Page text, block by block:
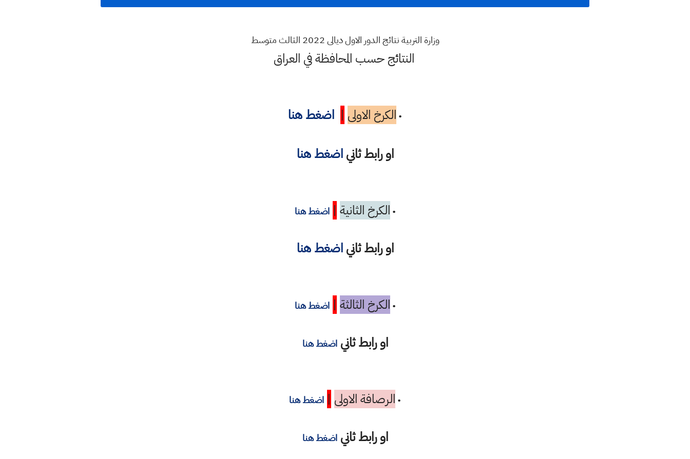
وزارة التربية نتائج الدور الاول ديالى 2022 الثالث متوسط
النتائج حسب المحافظة في العراق
• الكرخ الاولى | اضغط هنا
او رابط ثانياضغط هنا
• الكرخ الثانية | اضغط هنا
او رابط ثاني اضغط هنا
• الكرخ الثالثة | اضغط هنا
او رابط ثاني اضغط هنا
• الرصافة الاولى | اضغط هنا
او رابط ثاني اضغط هنا